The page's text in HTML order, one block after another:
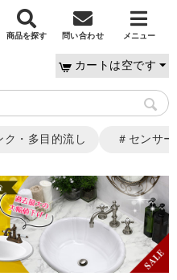
商品を探す 問い合わせ メニュー
カートは空です
ク・多目的流し ＃センサ